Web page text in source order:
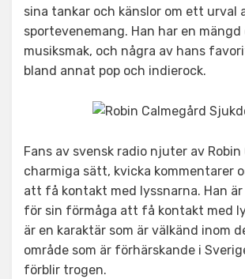
sina tankar och känslor om ett urval
sportevenemang. Han har en mängd
musiksmak, och några av hans
bland annat pop och indierock.
Fans av svensk radio njuter av Robin
charmiga sätt, kvicka kommentarer
att få kontakt med lyssnarna. Han är
för sin förmåga att få kontakt med
är en karaktär som är välkänd inom
område som är förhärskande i
förblir trogen.